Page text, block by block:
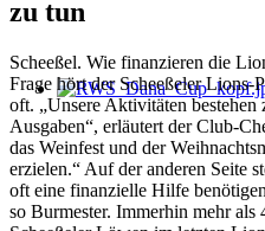
zu tun
Scheeßel. Wie finanzieren die
Frage hört der Scheeßeler Lions-
oft. „Unsere Aktivitäten bestehen
Ausgaben“, erläutert der Club-
das Weinfest und der
erzielen.“ Auf der anderen Seite
oft eine finanzielle Hilfe
so Burmester. Immerhin mehr als